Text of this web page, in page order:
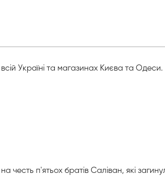
Україні та магазинах Києва та Одеси.
п'ятьох братів Саліван, які